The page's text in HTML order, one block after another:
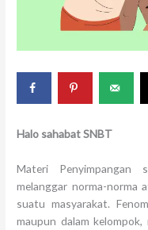
Halo sahabat SNBT
Materi Penyimpangan
melanggar norma-norma
suatu masyarakat.
maupun dalam